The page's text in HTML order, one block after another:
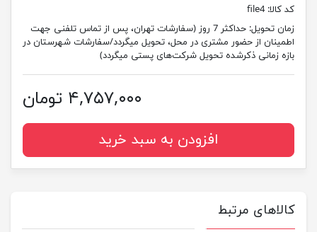
کد کالا: file4
زمان تحویل:
حداکثر 7 روز (سفارشات تهران، پس از تماس تلفنی جهت
اطمینان از حضور مشتری در محل، تحویل میگردد/سفارشات شهرستان در
بازه زمانی ذکرشده تحویل شرکت‌های پستی میگردد)
۴,۷۵۷,۰۰۰ تومان
افزودن به سبد خرید
کالاهای مرتبط